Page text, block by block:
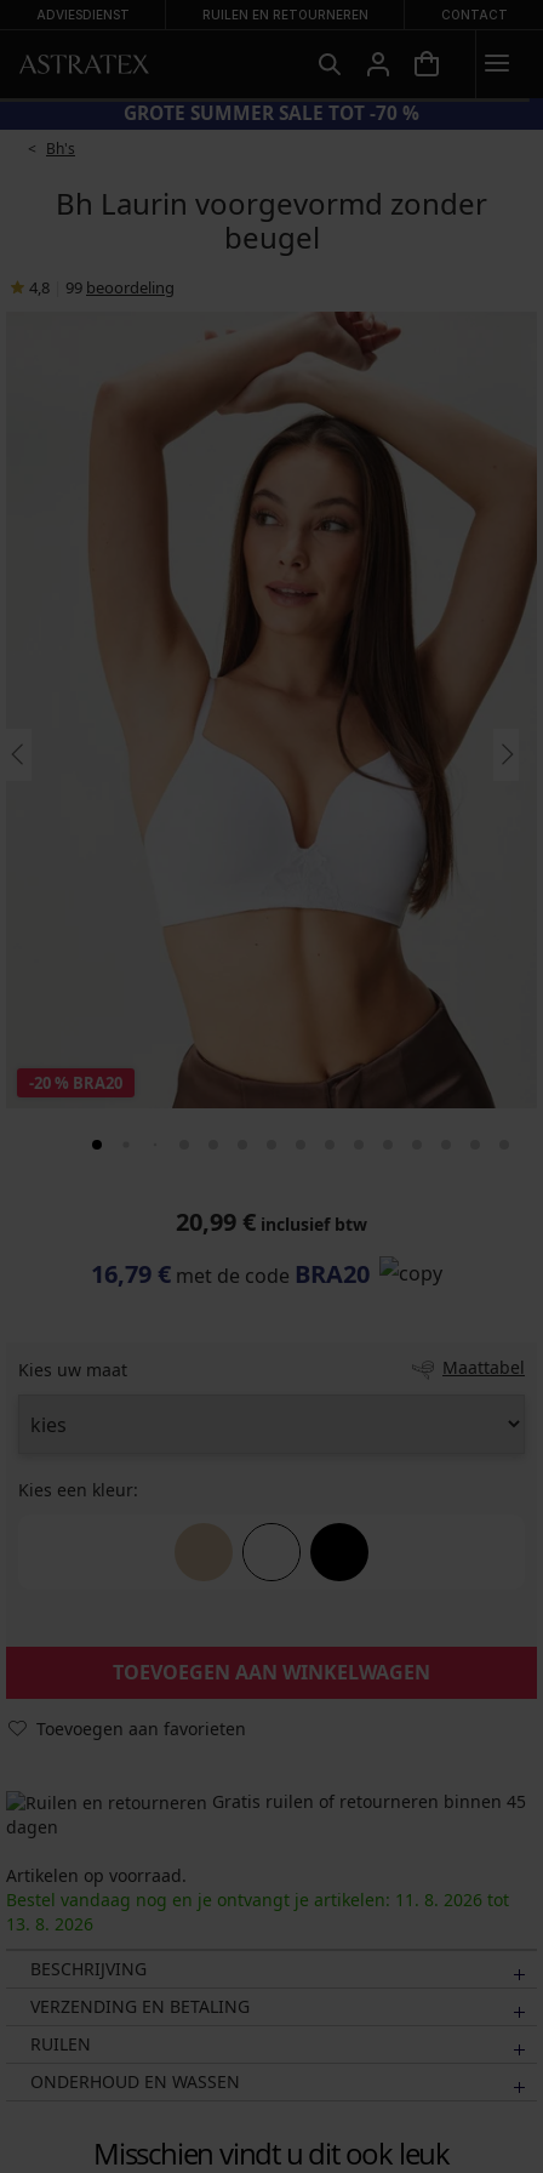
ADVIESDIENST RUILEN EN RETOURNEREN CONTACT
CODE BRA20 = BH'S -20%
Bh's
Bh Laurin voorgevormd zonder
beugel
4,8 99 beoordeling
-20 % BRA20
20,99 € inclusief btw
16,79 € met de code BRA20
Kies uw maat Maattabel
Kies een kleur:
TOEVOEGEN AAN WINKELWAGEN
Toevoegen aan favorieten
Gratis ruilen of retourneren binnen 45
dagen
Artikelen op voorraad.
Bestel vandaag nog en je ontvangt je artikelen: 11. 8. 2026 tot
13. 8. 2026
BESCHRIJVING
VERZENDING EN BETALING
RUILEN
ONDERHOUD EN WASSEN
Misschien vindt u dit ook leuk